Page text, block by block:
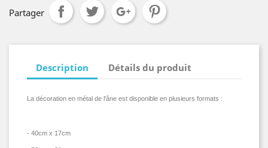
Partager
Description Détails du produit
La décoration en métal de l'âne est disponible en plusieurs formats :
- 40cm x 17cm